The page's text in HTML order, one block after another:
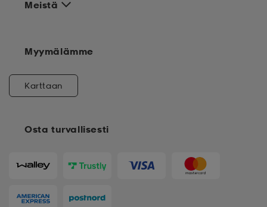
Meistä
Osta turvallisesti
Myymälämme
Karttaan